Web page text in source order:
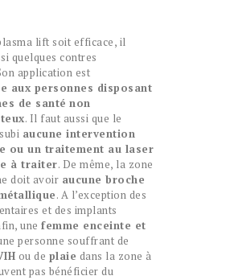
lift soit efficace, il
quelques contres
application est
aux personnes disposant
de santé non
. Il faut aussi que le
aucune intervention
ou un traitement au laser
à traiter. De même, la zone
doit avoir aucune broche
. A l’exception des
et des implants
une femme enceinte et
personne souffrant de
ou de plaie dans la zone à
pas bénéficier du